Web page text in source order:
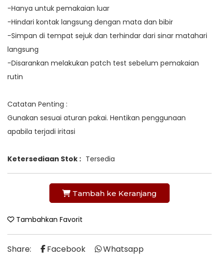
-Hanya untuk pemakaian luar
-Hindari kontak langsung dengan mata dan bibir
-Simpan di tempat sejuk dan terhindar dari sinar matahari
langsung
-Disarankan melakukan patch test sebelum pemakaian
rutin
Catatan Penting :
Gunakan sesuai aturan pakai. Hentikan penggunaan
apabila terjadi iritasi
Ketersediaan Stok : Tersedia
Tambah ke Keranjang
Tambahkan Favorit
Share: Facebook Whatsapp